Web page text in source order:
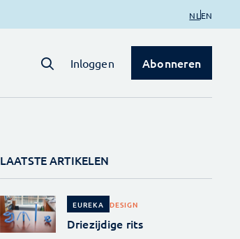
NL EN
Inloggen Abonneren
LAATSTE ARTIKELEN
EUREKA DESIGN
Driezijdige rits